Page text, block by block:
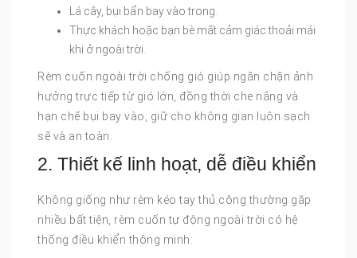
Lá cây, bụi bẩn bay vào trong.
Thực khách hoặc bạn bè mất cảm giác thoải mái
khi ở ngoài trời.
Rèm cuốn ngoài trời chống gió giúp ngăn chặn ảnh
hưởng trực tiếp từ gió lớn, đồng thời che nắng và
hạn chế bụi bay vào, giữ cho không gian luôn sạch
sẽ và an toàn.
2. Thiết kế linh hoạt, dễ điều khiển
Không giống như rèm kéo tay thủ công thường gặp
nhiều bất tiện, rèm cuốn tự động ngoài trời có hệ
thống điều khiển thông minh: